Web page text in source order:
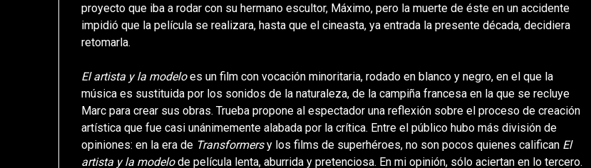
proyecto que iba a rodar con su hermano escultor, Máximo, pero la muerte de éste en un accidente
impidió que la película se realizara, hasta que el cineasta, ya entrada la presente década, decidiera
retomarla.
El artista y la modeloes un film con vocación minoritaria, rodado en blanco y negro, en el que la
música es sustituida por los sonidos de la naturaleza, de la campiña francesa en la que se recluye
Marc para crear sus obras. Trueba propone al espectador una reflexión sobre el proceso de creación
artística que fue casi unánimemente alabada por la crítica. Entre el público hubo más división de
opiniones: en la era de Transformersy los films de superhéroes, no son pocos quienes califican El
artista y la modelode película lenta, aburrida y pretenciosa. En mi opinión, sólo aciertan en lo tercero.